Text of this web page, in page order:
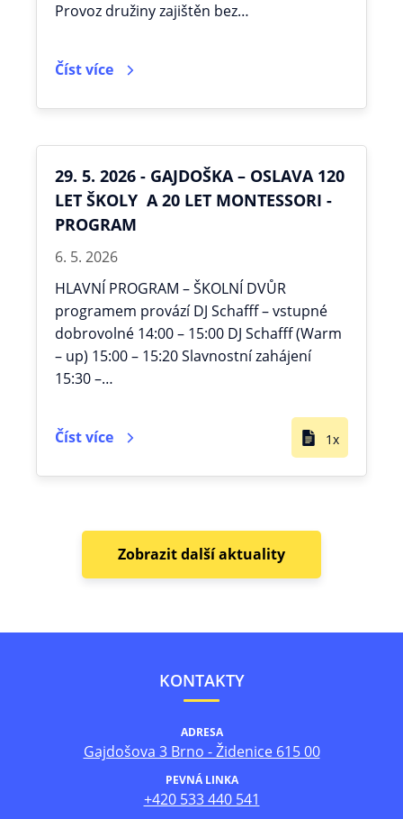
Provoz družiny zajištěn bez…
Číst více
29. 5. 2026 - GAJDOŠKA – OSLAVA 120
LET ŠKOLY A 20 LET MONTESSORI -
PROGRAM
6. 5. 2026
HLAVNÍ PROGRAM – ŠKOLNÍ DVŮR
programem provází DJ Schafff – vstupné
dobrovolné 14:00 – 15:00 DJ Schafff (Warm
– up) 15:00 – 15:20 Slavnostní zahájení
15:30 –…
Číst více 1x
Zobrazit další aktuality
KONTAKTY
ADRESA
Gajdošova 3 Brno - Židenice 615 00
PEVNÁ LINKA
+420 533 440 541